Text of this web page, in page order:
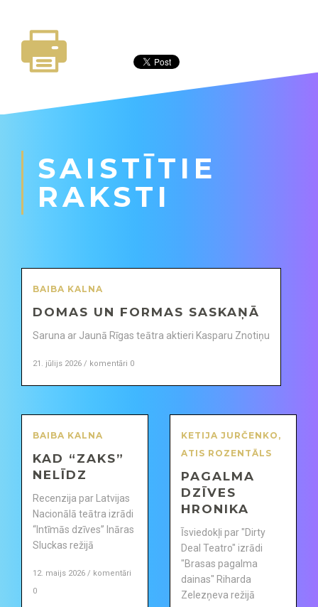
SAISTĪTIE
RAKSTI
BAIBA KALNA
DOMAS UN FORMAS SASKAŅĀ
Saruna ar Jaunā Rīgas teātra aktieri Kasparu Znotiņu
21. jūlijs 2026 / komentāri 0
BAIBA KALNA
KAD “ZAKS”
NELĪDZ
Recenzija par Latvijas
Nacionālā teātra izrādi
“Intīmās dzīves” Ināras
Sluckas režijā
12. maijs 2026 / komentāri
0
KETIJA JURČENKO ,
ATIS ROZENTĀLS
PAGALMA
DZĪVES
HRONIKA
Īsviedokļi par "Dirty
Deal Teatro" izrādi
"Brasas pagalma
dainas" Riharda
Zelezņeva režijā